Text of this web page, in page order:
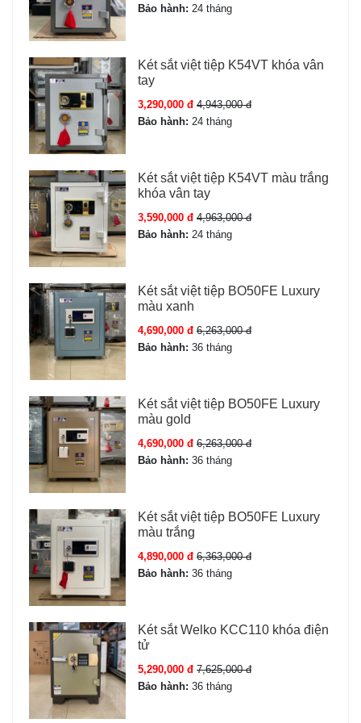
Kích thước ngoài C45 x R40 x S36 cm
Vân tay; App điện thoại;
Chữa cháy
Báo động
Có báo động + báo
chống trộm qua điện
thoại
Bảo hành
Màu sắc Kem
Tình trạng
Mới 100% – nguyên đai
nguyên kiện - bảo hành
Nguồn 04 pin AA (pin tiểu 1.5V)
Cấu tạo Két sắt Bofa BOSHANG BS-
Két sắt Bofa BOSHANG BS-45BS3
tiêu chuẩn xuất khẩu, phù hợp khí hậu nóng ẩm miền
Nam Việt Nam:
Thân két:Thép đúc đặc nguyên khối dày, sơn tĩnh điện
3 lớp chống ẩm mốc, chống khoan, chống cắt, chống
cạy phá.
Cửa két:Thép dày, hệ thống chốt khóa đa điểm 4
hướng đóng mở chắc chắn.
Bản lề:Bản lề chốt ẩn bên trong thân két, chống tháo
Bảo hành: 24 tháng
Két sắt việt tiệp K54VT khóa vân
tay
3,290,000 đ 4,943,000 đ
Bảo hành: 24 tháng
Két sắt việt tiệp K54VT màu trắng
khóa vân tay
3,590,000 đ 4,963,000 đ
Bảo hành: 24 tháng
Két sắt việt tiệp BO50FE Luxury
màu xanh
4,690,000 đ 6,263,000 đ
Bảo hành: 36 tháng
Két sắt việt tiệp BO50FE Luxury
màu gold
4,690,000 đ 6,263,000 đ
Bảo hành: 36 tháng
Két sắt việt tiệp BO50FE Luxury
màu trắng
4,890,000 đ 6,363,000 đ
Bảo hành: 36 tháng
Két sắt Welko KCC110 khóa điện
tử
5,290,000 đ 7,625,000 đ
Bảo hành: 36 tháng